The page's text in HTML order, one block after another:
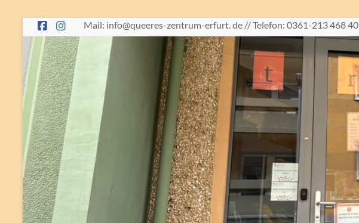
Skip
to
content
Mail: info@queeres-zentrum-erfurt. de // Telefon: 0361-213 468 40